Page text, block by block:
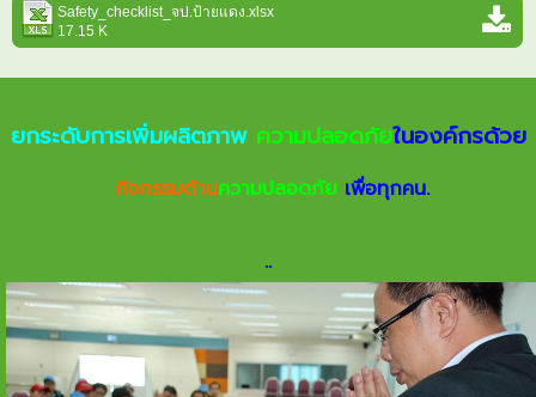
Safety_checklist_จป.ป้ายแดง.xlsx
17.15 K
ยกระดับการเพิ่มผลิตภาพความปลอดภัยในองค์กรด้วย
กิจกรรมด้านความปลอดภัย เพื่อทุกคน.
..